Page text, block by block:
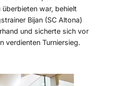
überbieten war, behielt
Bijan (SC Altona)
und sicherte sich vor
verdienten Turniersieg.